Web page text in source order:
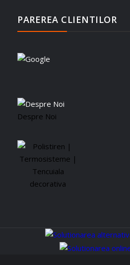
PAREREA CLIENTILOR
Despre Noi